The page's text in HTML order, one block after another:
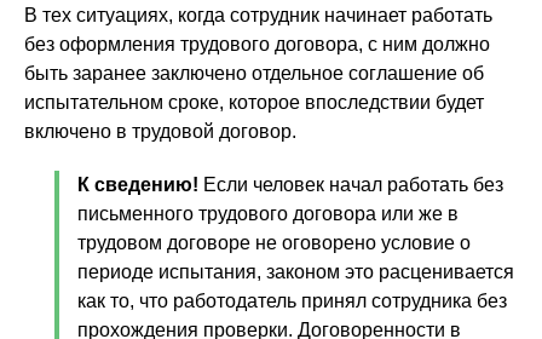
В тех ситуациях, когда сотрудник начинает работать
без оформления трудового договора, с ним должно
быть заранее заключено отдельное соглашение об
испытательном сроке, которое впоследствии будет
включено в трудовой договор.
К сведению! Если человек начал работать без
письменного трудового договора или же в
трудовом договоре не оговорено условие о
периоде испытания, законом это расценивается
как то, что работодатель принял сотрудника без
прохождения проверки. Договоренности в